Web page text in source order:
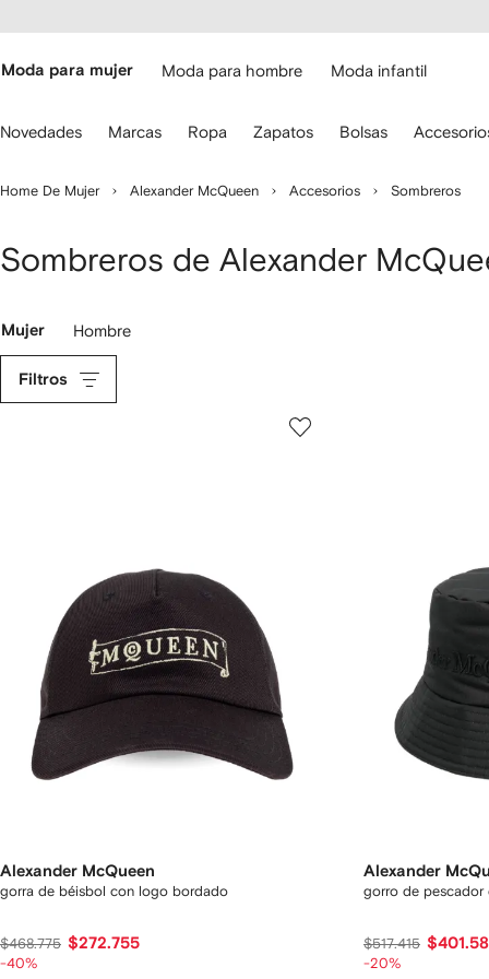
Moda para mujer Moda para hombre Moda infantil
Novedades Marcas Ropa Zapatos Bolsas
Home De Mujer Alexander McQueen Accesorios Sombreros
Sombreros de Alexander
Mujer Hombre
Filtros
Alexander McQueen
gorra de béisbol con logo bordado
$468.775 $272.755
-40%
Alexander
gorro de
$517.415
-20%